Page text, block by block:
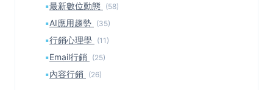
▪最新數位動態 (58)
▪AI應用趨勢 (35)
▪行銷心理學 (11)
▪Email行銷 (25)
▪內容行銷 (26)